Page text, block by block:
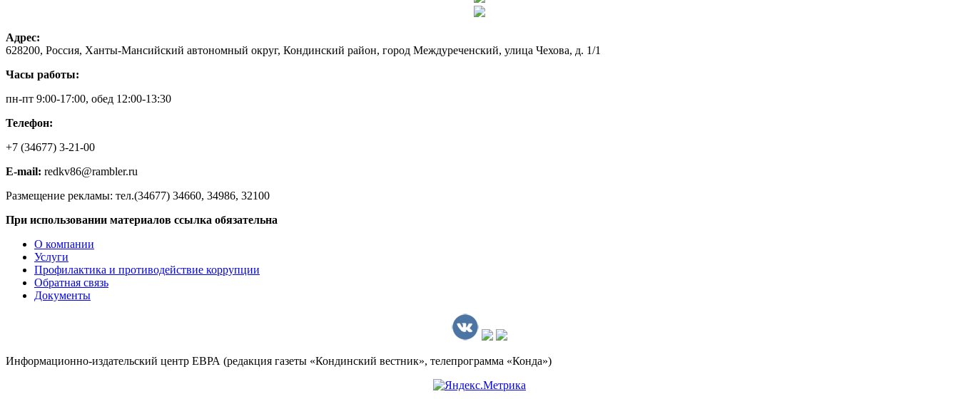
Адрес:
628200, Россия, Ханты-Мансийский автономный округ, Кондинский район, город Междуреченский, улица Чехова, д. 1/1
Часы работы:
пн-пт 9:00-17:00, обед 12:00-13:30
Телефон:
+7 (34677) 3-21-00
E-mail: redkv86@rambler.ru
Размещение рекламы: тел.(34677) 34660, 34986, 32100
При использовании материалов ссылка обязательна
О компании
Услуги
Профилактика и противодействие коррупции
Обратная связь
Документы
Информационно-издательский центр ЕВРА (редакция газеты «Кондинский вестник», телепрограмма «Конда»)